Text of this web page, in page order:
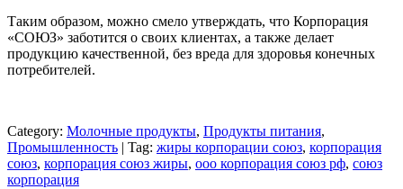
Таким образом, можно смело утверждать, что Корпорация
«СОЮЗ» заботится о своих клиентах, а также делает
продукцию качественной, без вреда для здоровья конечных
потребителей.
Category: Молочные продукты, Продукты питания,
Промышленность | Tag: жиры корпорации союз, корпорация
союз, корпорация союз жиры, ооо корпорация союз рф, союз
корпорация